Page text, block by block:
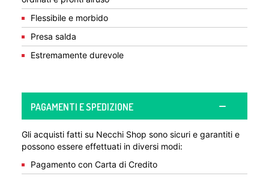
Flessibile e morbido
Presa salda
Estremamente durevole
PAGAMENTI E SPEDIZIONE
Gli acquisti fatti su Necchi Shop sono sicuri e garantiti e
possono essere effettuati in diversi modi:
Pagamento con Carta di Credito